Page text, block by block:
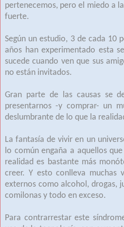
pertenecemos, pero el miedo a
fuerte.
Según un estudio, 3 de cada 10
años han experimentado esta
sucede cuando ven que sus
no están invitados.
Gran parte de las causas se
presentarnos -y comprar- un
deslumbrante de lo que la
La fantasía de vivir en un
lo común engaña a aquellos
realidad es bastante más
creer. Y esto conlleva muchas
externos como alcohol, drogas,
comilonas y todo en exceso.
Para contrarrestar este